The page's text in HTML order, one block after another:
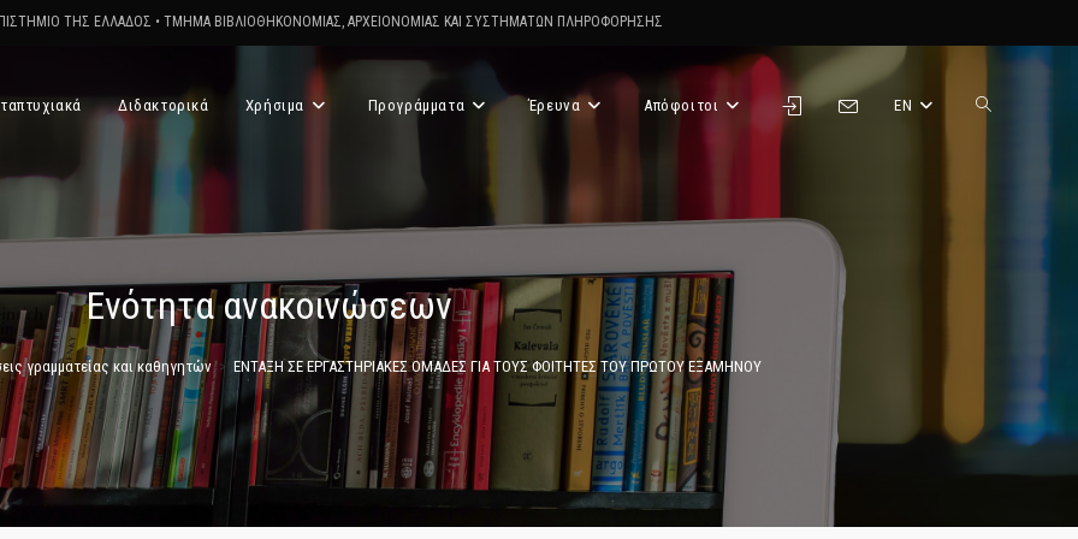
ΤΗΣ ΕΛΛΑΔΟΣ • ΤΜΗΜΑ ΒΙΒΛΙΟΘΗΚΟΝΟΜΙΑΣ, ΑΡΧΕΙΟΝΟΜΙΑΣ ΚΑΙ ΣΥΣΤΗΜΑΤΩΝ ΠΛΗΡΟΦΟΡΗΣΗΣ
Διδακτορικά Χρήσιμα Προγράμματα Έρευνα Απόφοιτοι EN Toggle
Ενότητα ανακοινώσεων
γραμματείας και καθηγητών > ΕΝΤΑΞΗ ΣΕ ΕΡΓΑΣΤΗΡΙΑΚΕΣ ΟΜΑΔΕΣ ΓΙΑ ΤΟΥΣ ΦΟΙΤΗΤΕΣ ΤΟΥ ΠΡΩΤΟΥ ΕΞΑΜΗΝΟΥ